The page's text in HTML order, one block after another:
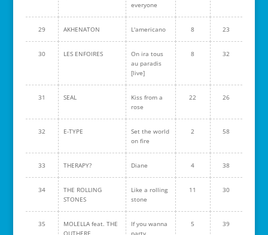
everyone
29 AKHENATON L'americano 8 23
30 LES ENFOIRES
On ira tous
au paradis
[live]
8 32
31 SEAL
Kiss from a
rose
22 26
32 E-TYPE
Set the world
on fire
2 58
33 THERAPY? Diane 4 38
34
THE ROLLING
STONES
Like a rolling
stone
11 30
35
MOLELLA feat. THE
OUTHERE
If you wanna
party
5 39